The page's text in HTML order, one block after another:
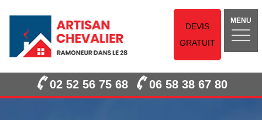
DEVIS
GRATUIT
MENU
02 52 56 75 68 06 58 38 67 80